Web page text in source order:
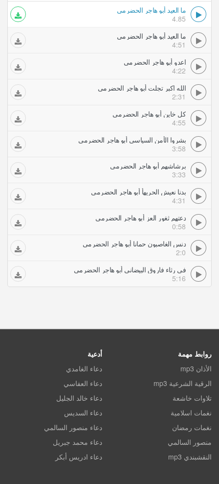
ما العيد أبو هاجر الحضرمي
4.85
ما العيد أبو هاجر الحضرمي
4:51
اعدو أبو هاجر الحضرمي
4:22
الله اكبر تجلت أبو هاجر الحضرمي
2:31
كل خاين أبو هاجر الحضرمي
4:55
بشروا الأمن السياسي أبو هاجر الحضرمي
3:58
برشاشهم أبو هاجر الحضرمي
3:33
بدنا نعيش الحريهأ أبو هاجر الحضرمي
4:31
دعتهم ثغور العز أبو هاجر الحضرمي
0:58
دنس الغاصبون حمانا أبو هاجر الحضرمي
2:0
في رثاء فاروق البيضاني أبو هاجر الحضرمي
5:16
روابط مهمة
الأذان mp3
الرقية الشرعية mp3
تلاوات خاشعة
نغمات اسلامية
نغمات رمضان
منصور السالمي
النقشبندي mp3
أدعية
دعاء الغامدي
دعاء العفاسي
دعاء خالد الجليل
دعاء السديس
دعاء منصور السالمي
دعاء محمد جبريل
دعاء ادريس أبكر